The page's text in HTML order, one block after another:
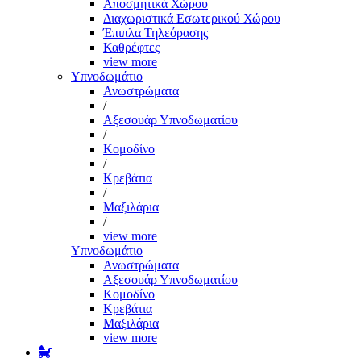
Αποσμητικά Χώρου
Διαχωριστικά Εσωτερικού Χώρου
Έπιπλα Τηλεόρασης
Καθρέφτες
view more
Υπνοδωμάτιο
Ανωστρώματα
/
Αξεσουάρ Υπνοδωματίου
/
Κομοδίνο
/
Κρεβάτια
/
Μαξιλάρια
/
view more
Υπνοδωμάτιο
Ανωστρώματα
Αξεσουάρ Υπνοδωματίου
Κομοδίνο
Κρεβάτια
Μαξιλάρια
view more